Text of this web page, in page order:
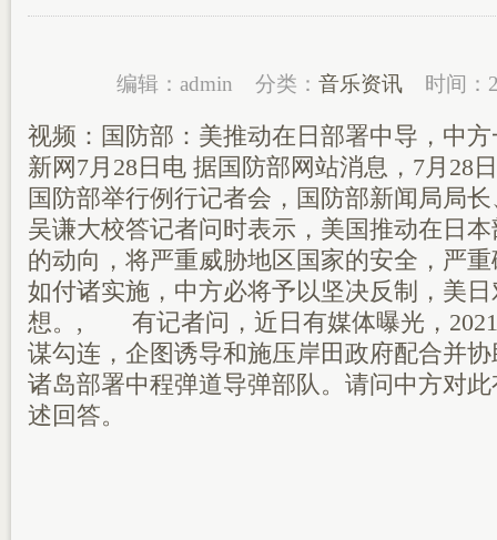
编辑：admin 分类： 音乐资讯 时间：
视频：国防部：美推动在日部署中导，中
新网7月28日电 据国防部网站消息，7月28
国防部举行例行记者会，国防部新闻局局
吴谦大校答记者问时表示，美国推动在日
的动向，将严重威胁地区国家的安全，严
如付诸实施，中方必将予以坚决反制，美
想。, 有记者问，近日有媒体曝光，2021
谋勾连，企图诱导和施压岸田政府配合并
诸岛部署中程弹道导弹部队。请问中方对
述回答。